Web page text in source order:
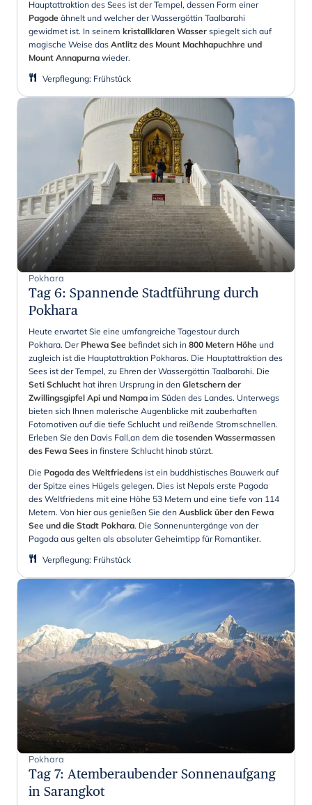
Hauptattraktion des Sees ist der Tempel, dessen Form einer
Pagode ähnelt und welcher der Wassergöttin Taalbarahi
gewidmet ist. In seinem kristallklaren Wasser spiegelt sich auf
magische Weise das Antlitz des Mount Machhapuchhre und
Mount Annapurna wieder.
Verpflegung: Frühstück
Pokhara
Tag 6: Spannende Stadtführung durch
Pokhara
Heute erwartet Sie eine umfangreiche Tagestour durch
Pokhara. Der Phewa See befindet sich in 800 Metern Höhe und
zugleich ist die Hauptattraktion Pokharas. Die Hauptattraktion des
Sees ist der Tempel, zu Ehren der Wassergöttin Taalbarahi. Die
Seti Schlucht hat ihren Ursprung in den Gletschern der
Zwillingsgipfel Api und Nampa im Süden des Landes. Unterwegs
bieten sich Ihnen malerische Augenblicke mit zauberhaften
Fotomotiven auf die tiefe Schlucht und reißende Stromschnellen.
Erleben Sie den Davis Fall,an dem die tosenden Wassermassen
des Fewa Sees in finstere Schlucht hinab stürzt.
Die Pagoda des Weltfriedens ist ein buddhistisches Bauwerk auf
der Spitze eines Hügels gelegen. Dies ist Nepals erste Pagoda
des Weltfriedens mit eine Höhe 53 Metern und eine tiefe von 114
Metern. Von hier aus genießen Sie den Ausblick über den Fewa
See und die Stadt Pokhara. Die Sonnenuntergänge von der
Pagoda aus gelten als absoluter Geheimtipp für Romantiker.
Verpflegung: Frühstück
Pokhara
Tag 7: Atemberaubender Sonnenaufgang
in Sarangkot